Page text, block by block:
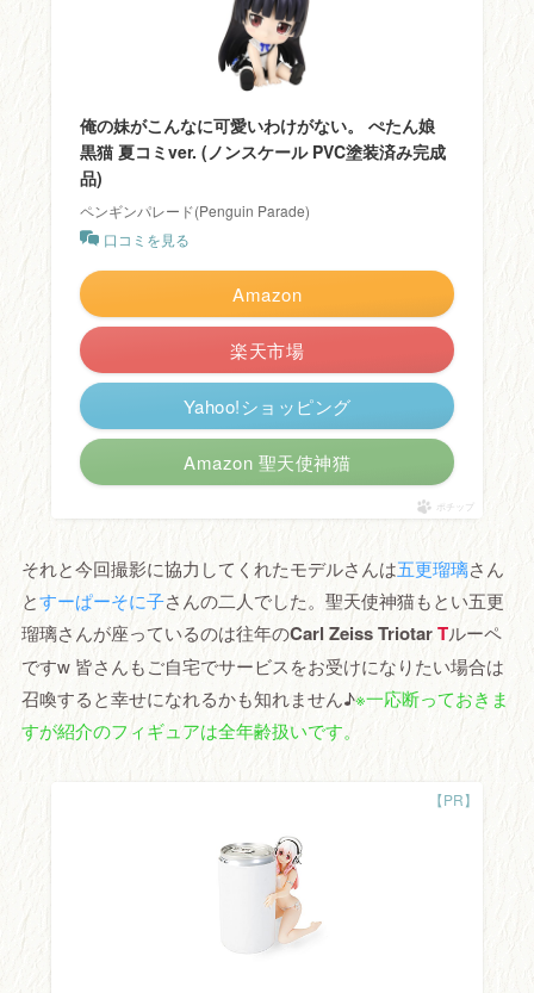
俺の妹がこんなに可愛いわけがない。 ぺたん娘
黒猫 夏コミver. (ノンスケール PVC塗装済み完成
品)
ペンギンパレード(Penguin Parade)
口コミを見る
Amazon
楽天市場
Yahoo!ショッピング
Amazon 聖天使神猫
ポチップ
それと今回撮影に協力してくれたモデルさんは五更瑠璃さん
とすーぱーそに子さんの二人でした。聖天使神猫もとい五更
瑠璃さんが座っているのは往年のCarl Zeiss TriotarTルーペ
ですw 皆さんもご自宅でサービスをお受けになりたい場合は
召喚すると幸せになれるかも知れません♪※一応断っておきま
すが紹介のフィギュアは全年齢扱いです。